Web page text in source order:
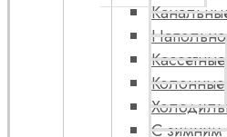
Кассетные
Колонные
С зимним